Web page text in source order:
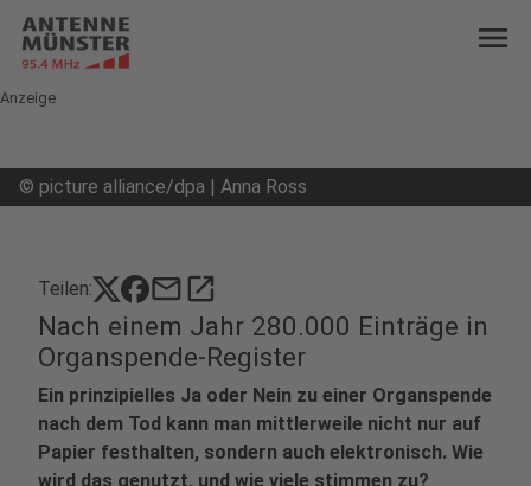
menu
Anzeige
© picture alliance/dpa | Anna Ross
Teilen: mailopen_in_new
Nach einem Jahr 280.000 Einträge in
Organspende-Register
Ein prinzipielles Ja oder Nein zu einer Organspende
nach dem Tod kann man mittlerweile nicht nur auf
Papier festhalten, sondern auch elektronisch. Wie
wird das genutzt, und wie viele stimmen zu?